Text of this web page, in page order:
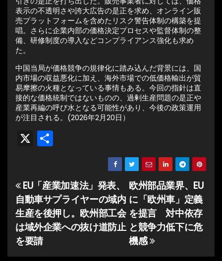
表示の不透明さや誇大広告の是正を求め、オンライン販
売プラットフォームを含めたリスク警告体制の構築を提
唱。さらに企業内部の価格決定プロセスや監督体制の整
備、研修制度の導入などコンプライアンス強化も求め
た。
中国当局が価格競争の規律化に踏み込んだ背景には、国
内市場の収益悪化に加え、海外市場での低価格輸出が貿
易摩擦の火種となっている事情もある。今回の指針は直
接的な価格統制ではないものの、過剰生産問題の是正や
産業再編の呼び水となる可能性があり、今後の政策運用
が注目される。(2026年2月20日）
X
投
稿
ナ
ビ
欧州部品業界、EU
に「欧州車」定義
を提言 対中依存
と競争力低下に危
機感
EU「産業加速法」発表、
自動車サプライヤーの域内
生産を後押し。欧州部工会
は域外企業への抜け道防止
を要請